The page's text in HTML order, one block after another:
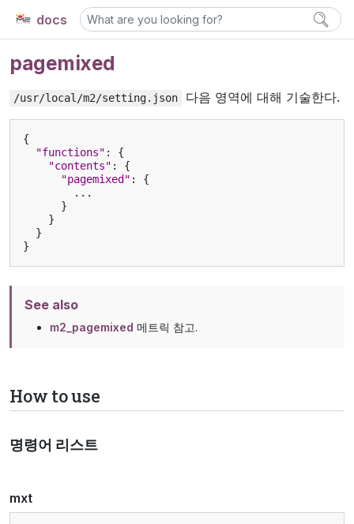
docs
pagemixed
/usr/local/m2/setting.json 다음 영역에 대해 기술한다.
{
"functions" :
{
"contents" :
{
"pagemixed" :
{
...
}
}
}
}
See also
m2_pagemixed 메트릭 참고.
How to use
명령어 리스트
mxt